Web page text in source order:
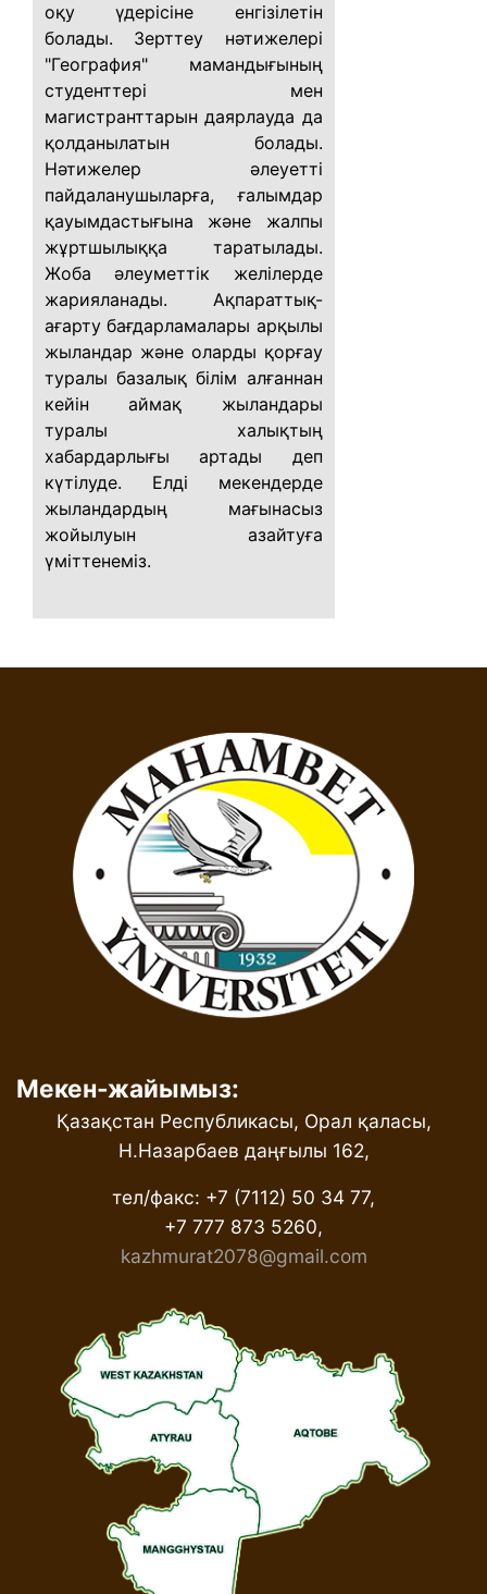
оқу үдерісіне енгізілетін
болады. Зерттеу нәтижелері
"География" мамандығының
студенттері мен
магистранттарын даярлауда да
қолданылатын болады.
Нәтижелер әлеуетті
пайдаланушыларға, ғалымдар
қауымдастығына және жалпы
жұртшылыққа таратылады.
Жоба әлеуметтік желілерде
жарияланады. Ақпараттық-
ағарту бағдарламалары арқылы
жыландар және оларды қорғау
туралы базалық білім алғаннан
кейін аймақ жыландары
туралы халықтың
хабардарлығы артады деп
күтілуде. Елді мекендерде
жыландардың мағынасыз
жойылуын азайтуға
үміттенеміз.
Мекен-жайымыз:
Қазақстан Республикасы, Орал қаласы,
Н.Назарбаев даңғылы 162,
тел/факс: +7 (7112) 50 34 77,
+7 777 873 5260,
kazhmurat2078@gmail.com